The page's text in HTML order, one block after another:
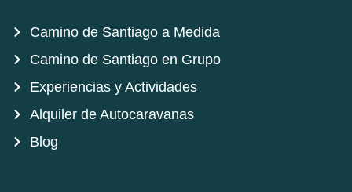
Camino de Santiago a Medida
Camino de Santiago en Grupo
Experiencias y Actividades
Alquiler de Autocaravanas
Blog